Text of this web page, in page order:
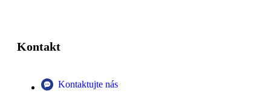
Kontakt
Kontaktujte nás